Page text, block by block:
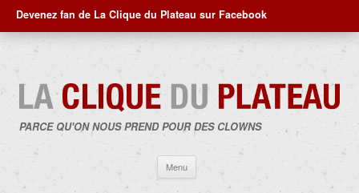
Devenez fan de La Clique du Plateau sur Facebook
PARCE QU'ON NOUS PREND POUR DES CLOWNS
Menu
contenu